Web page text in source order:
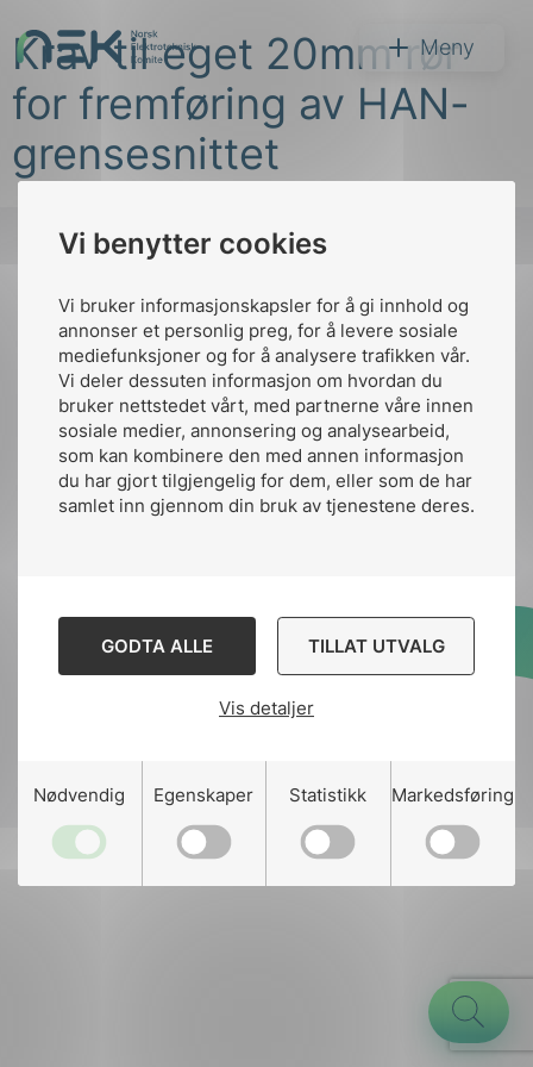
Vi benytter cookies
Vi bruker informasjonskapsler for å gi innhold og
annonser et personlig preg, for å levere sosiale
mediefunksjoner og for å analysere trafikken vår.
Vi deler dessuten informasjon om hvordan du
bruker nettstedet vårt, med partnerne våre innen
sosiale medier, annonsering og analysearbeid,
som kan kombinere den med annen informasjon
du har gjort tilgjengelig for dem, eller som de har
samlet inn gjennom din bruk av tjenestene deres.
GODTA ALLE TILLAT UTVALG
Vis detaljer
Nødvendig Egenskaper Statistikk Markedsføring
til
innhold
NEK Meny
Søk
Krav til eget 20mm rør
for fremføring av HAN-
grensesnittet
Kontakt oss
Ansatte
nek@nek.no
Bruk av Cookies
Designed and developed
Til
toppen